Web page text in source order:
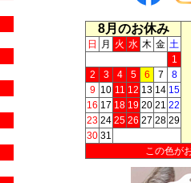
8月のお休み
日 月 火 水 木 金 土
1
2
3 4 5 6 7 8
9 10 11 12 13 14 15
16 17 18 19 20 21 22
23 24 25 26 27 28 29
30 31
この色が